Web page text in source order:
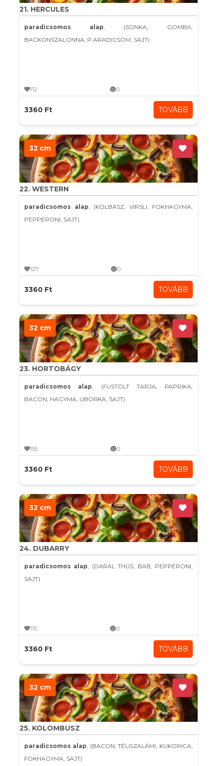
21. HERCULES
paradicsomos alap, (SONKA, GOMBA,
BACKONSZALONNA, P ARADICSOM, SAJT)
112 0
3360 Ft TOVÁBB
32 cm
22. WESTERN
paradicsomos alap, (KOLBÁSZ, VIRSLI, FOKHAGYMA,
PEPPERONI, SAJT)
127 0
3360 Ft TOVÁBB
32 cm
23. HORTOBÁGY
paradicsomos alap, (FÜSTÖLT TARJA, PAPRIKA,
BACON, HAGYMA, UBORKA, SAJT)
155 0
3360 Ft TOVÁBB
32 cm
24. DUBARRY
paradicsomos alap, (DARÁL THÚS, BAB, PEPPERONI,
SAJT)
115 0
3360 Ft TOVÁBB
32 cm
25. KOLOMBUSZ
paradicsomos alap, (BACON, TÉLISZALÁMI, KUKORICA,
FOKHAGYMA, SAJT)